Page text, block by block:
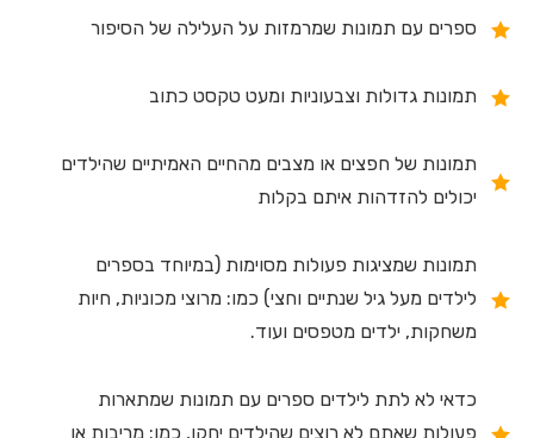
ספרים עם תמונות שמרמזות על העלילה של הסיפור
תמונות גדולות וצבעוניות ומעט טקסט כתוב
תמונות של חפצים או מצבים מהחיים האמיתיים שהילדים
יכולים להזדהות איתם בקלות
תמונות שמציגות פעולות מסוימות (במיוחד בספרים
לילדים מעל גיל שנתיים וחצי) כמו: מרוצי מכוניות, חיות
משחקות, ילדים מטפסים ועוד.
כדאי לא לתת לילדים ספרים עם תמונות שמתארות
פעולות שאתם לא רוצים שהילדים יחקו, כמו: מריבות או